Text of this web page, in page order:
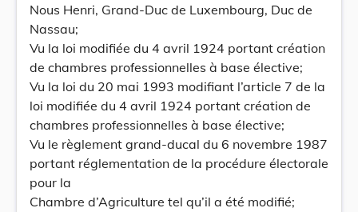
Nous Henri, Grand-Duc de Luxembourg, Duc de
Nassau;
Vu la loi modifiée du 4 avril 1924 portant création
de chambres professionnelles à base élective;
Vu la loi du 20 mai 1993 modifiant l’article 7 de la
loi modifiée du 4 avril 1924 portant création de
chambres professionnelles à base élective;
Vu le règlement grand-ducal du 6 novembre 1987
portant réglementation de la procédure électorale
pour la
Chambre d’Agriculture tel qu’il a été modifié;